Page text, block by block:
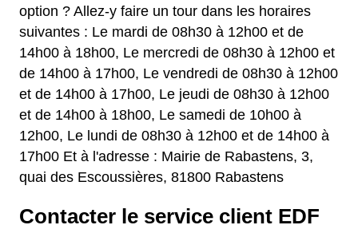
option ? Allez-y faire un tour dans les horaires
suivantes : Le mardi de 08h30 à 12h00 et de
14h00 à 18h00, Le mercredi de 08h30 à 12h00 et
de 14h00 à 17h00, Le vendredi de 08h30 à 12h00
et de 14h00 à 17h00, Le jeudi de 08h30 à 12h00
et de 14h00 à 18h00, Le samedi de 10h00 à
12h00, Le lundi de 08h30 à 12h00 et de 14h00 à
17h00 Et à l'adresse : Mairie de Rabastens, 3,
quai des Escoussières, 81800 Rabastens
Contacter le service client EDF